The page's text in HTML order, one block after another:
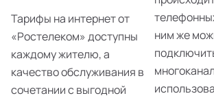
Тарифы на интернет от
«Ростелеком» доступны
каждому жителю, а
качество обслуживания в
сочетании с выгодной
ним же